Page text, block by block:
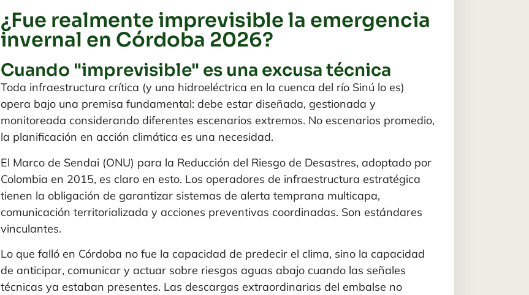
¿Fue realmente imprevisible la emergencia
invernal en Córdoba 2026?
Cuando "imprevisible" es una excusa técnica
Toda infraestructura crítica (y una hidroeléctrica en la cuenca del río Sinú lo es)
opera bajo una premisa fundamental: debe estar diseñada, gestionada y
monitoreada considerando diferentes escenarios extremos. No escenarios promedio,
la planificación en acción climática es una necesidad.
El Marco de Sendai (ONU) para la Reducción del Riesgo de Desastres, adoptado por
Colombia en 2015, es claro en esto. Los operadores de infraestructura estratégica
tienen la obligación de garantizar sistemas de alerta temprana multicapa,
comunicación territorializada y acciones preventivas coordinadas. Son estándares
vinculantes.
Lo que falló en Córdoba no fue la capacidad de predecir el clima, sino la capacidad
de anticipar, comunicar y actuar sobre riesgos aguas abajo cuando las señales
técnicas ya estaban presentes. Las descargas extraordinarias del embalse no